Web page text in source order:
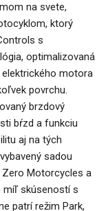
na svete,
ktorý
s
optimalizovaná
motora
povrchu.
brzdový
bŕzd a funkciu
aj na tých
sadou
Motorcycles a
míľ skúseností s
patrí režim Park,